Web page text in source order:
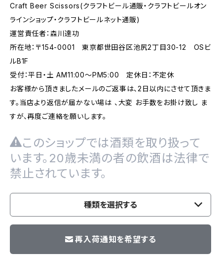
Craft Beer Scissors(クラフトビール通販・クラフトビールオン
ラインショップ・クラフトビールネット通販)
運営責任者：森川達功
所在地：〒154-0001 東京都世田谷区池尻2丁目30-12 OSビ
ルB1F
受付：平日・土 AM11:00～PM5:00 定休日：不定休
お客様から頂きましたメールのご返事は、2日以内にさせて頂きま
す。当店より返信が届かない場は 、大変 お手数をお掛け致し ま
すが、再度ご連絡を願いします。
このショップでは酒類を取り扱って
います。20歳未満の者の飲酒は法律で
禁止されています。
種類を選択する
再入荷通知を希望する